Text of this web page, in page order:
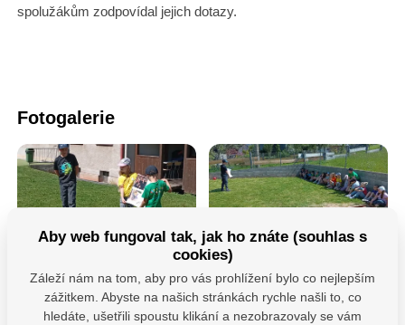
spolužákům zodpovídal jejich dotazy.
Fotogalerie
Máte dotazy?
Kontaktujte nás
Aby web fungoval tak, jak ho znáte (souhlas s
cookies)
Záleží nám na tom, aby pro vás prohlížení bylo co nejlepším
zážitkem. Abyste na našich stránkách rychle našli to, co
hledáte, ušetřili spoustu klikání a nezobrazovaly se vám